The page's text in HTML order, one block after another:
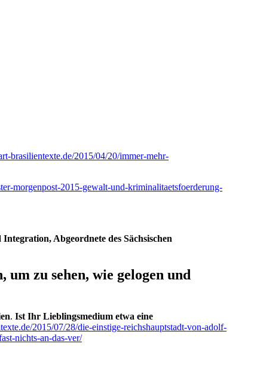
brasilientexte.de/2015/04/20/immer-mehr-
morgenpost-2015-gewalt-und-kriminalitaetsfoerderung-
Abgeordnete des Sächsischen
um zu sehen, wie gelogen und
. Ist Ihr Lieblingsmedium etwa eine
2015/07/28/die-einstige-reichshauptstadt-von-adolf-
nichts-an-das-ver/